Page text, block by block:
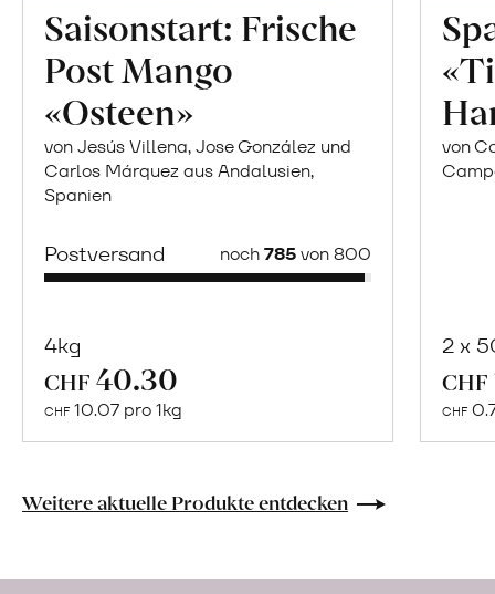
Saisonstart: Frische
Post Mango
«Osteen»
von Jesús Villena, Jose González und
Carlos Márquez aus Andalusien,
Spanien
Postversand noch785von 800
4kg
CHF 40.30
CHF 10.07 pro 1kg
Cooperativa
erfahren
von
2 x
CHF
CHF
Weitere aktuelle Produkte entdecken